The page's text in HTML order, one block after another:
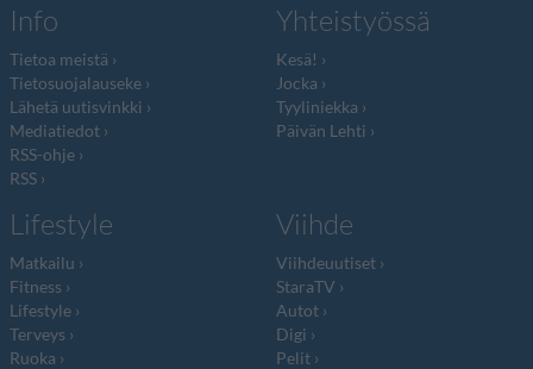
Info
Tietoa meistä
Tietosuojalauseke
Lähetä uutisvinkki
Mediatiedot
RSS-ohje
RSS
Yhteistyössä
Kesä!
Jocka
Tyyliniekka
Päivän Lehti
Lifestyle
Matkailu
Fitness
Lifestyle
Terveys
Ruoka
Viihde
Viihdeuutiset
StaraTV
Autot
Digi
Pelit